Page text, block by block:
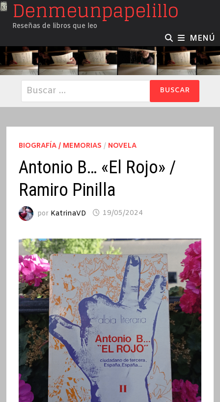
SaltarDenmeunpapelillo
Reseñas de libros que leo
MENÚ
Buscar:
BIOGRAFÍA / MEMORIAS / NOVELA
Antonio B… «El Rojo» /
Ramiro Pinilla
por KatrinaVD 19/05/2024